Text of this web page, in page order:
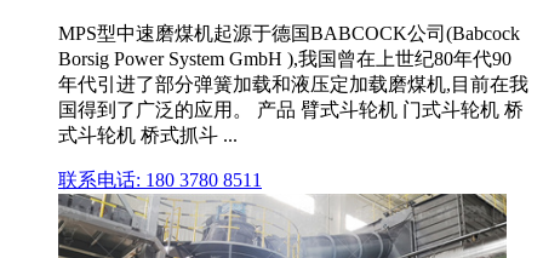
MPS型中速磨煤机起源于德国BABCOCK公司(Babcock
Borsig Power System GmbH ),我国曾在上世纪80年代90
年代引进了部分弹簧加载和液压定加载磨煤机,目前在我
国得到了广泛的应用。 产品 臂式斗轮机 门式斗轮机 桥
式斗轮机 桥式抓斗 ...
联系电话: 180 3780 8511